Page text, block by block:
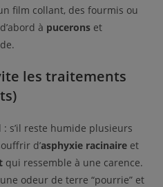
film collant, des fourmis ou
à pucerons et
les traitements
s’il reste humide plusieurs
d’asphyxie racinaire et
qui ressemble à une carence.
odeur de terre “pourrie” et